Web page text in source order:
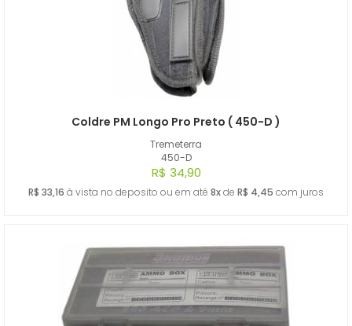
Tremeterra
450-D
Coldre PM Longo Pro Preto ( 450-D )
R$ 34,90
R$ 33,16 à vista no deposito ou em até 8xde R$ 4,45 com juros